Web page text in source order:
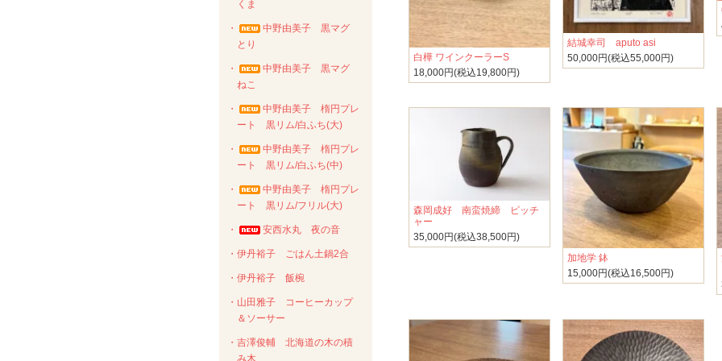
くま
・
中野由美子 黒マグ
とり
・
中野由美子 黒マグ
ねこ
・
中野由美子 楕円プレ
ート 黒リム/白ふち(大)
・
中野由美子 楕円プレ
ート 黒リム/白ふち(中)
・
中野由美子 楕円プレ
ート 黒リム/フリル(大)
・ 安西水丸 夜の音
・伊丹裕子 ごはん土鍋2合
・伊丹裕子 飯椀
・山田雅子 コーヒーカップ
＆ソーサー
・吉澤俊輔 北海道の木の積
み木
白樺 ワインクーラーS
18,000円(税込19,800円)
結城幸司 aputo asi
50,000円(税込55,000円)
森岡成好 南蛮焼締 ピッチ
ャー
35,000円(税込38,500円)
加地学 鉢
15,000円(税込16,500円)